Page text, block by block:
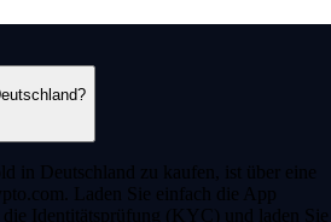
in Deutschland zu kaufen, ist über eine
Laden Sie einfach die App
die Identitätsprüfung (KYC) und laden Sie